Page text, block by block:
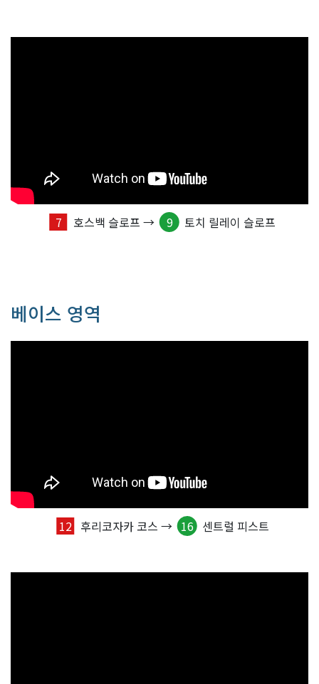
7 호스백 슬로프 → 9 토치 릴레이 슬로프
베이스 영역
12 후리코자카 코스 → 16 센트럴 피스트